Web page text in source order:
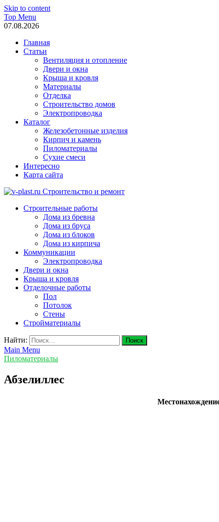
Skip to content
Top Menu
07.08.2026
Главная
Статьи
Вентиляция и отопление
Двери и окна
Крыша и кровля
Материалы
Отделка
Строительство домов
Электропроводка
Каталог
Железобетонные изделия
Кирпич и камень
Пиломатериалы
Сухие смеси
Интересно
Карта сайта
v-plast.ru Строительство и ремонт
Строительные работы
Дома из бревна
Дома из бруса
Дома из блоков
Дома из кирпича
Коммуникации
Электропроводка
Двери и окна
Крыша и кровля
Отделочные работы
Пол
Потолок
Стены
Стройматериалы
Найти:
Main Menu
Пиломатериалы
Абзелиллес